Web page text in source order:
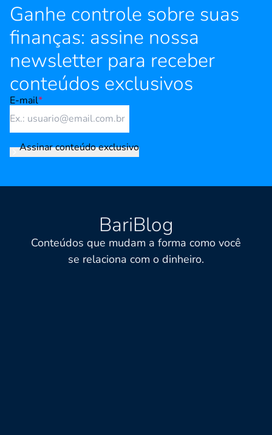
Ganhe controle sobre suas
finanças: assine nossa
newsletter para receber
conteúdos exclusivos
E-mail*
Assinar conteúdo exclusivo
BariBlog
Conteúdos que mudam a forma como você
se relaciona com o dinheiro.